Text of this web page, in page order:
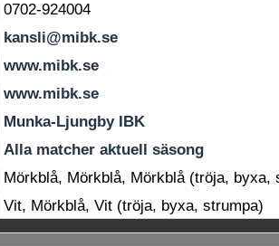
0702-924004
kansli@mibk.se
www.mibk.se
www.mibk.se
Munka-Ljungby IBK
Alla matcher aktuell säsong
Mörkblå, Mörkblå, Mörkblå (tröja, byxa,
Vit, Mörkblå, Vit (tröja, byxa, strumpa)